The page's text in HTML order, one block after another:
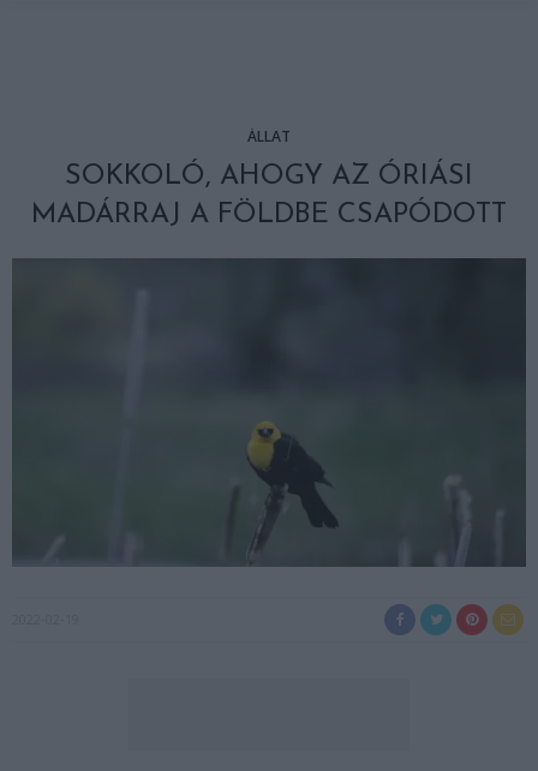
ÁLLAT
SOKKOLÓ, AHOGY AZ ÓRIÁSI
MADÁRRAJ A FÖLDBE CSAPÓDOTT